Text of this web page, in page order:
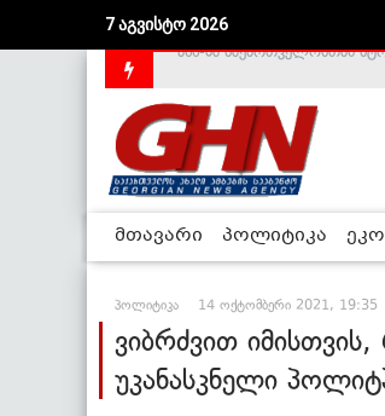
7 აგვისტო 2026
მთავარი პოლიტიკა
პოლიტიკა 14 ოქტომბერი 2021, 19:35
ვიბრძვით
უკანასკნელი